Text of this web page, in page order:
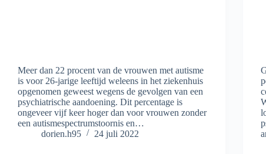
Meer dan 22 procent van de vrouwen met autisme
is voor 26-jarige leeftijd weleens in het ziekenhuis
opgenomen geweest wegens de gevolgen van een
psychiatrische aandoening. Dit percentage is
ongeveer vijf keer hoger dan voor vrouwen zonder
een autismespectrumstoornis en…
dorien.h95
24 juli 2022